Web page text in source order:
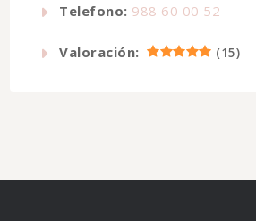
Telefono: 988 60 00 52
Valoración: (15)